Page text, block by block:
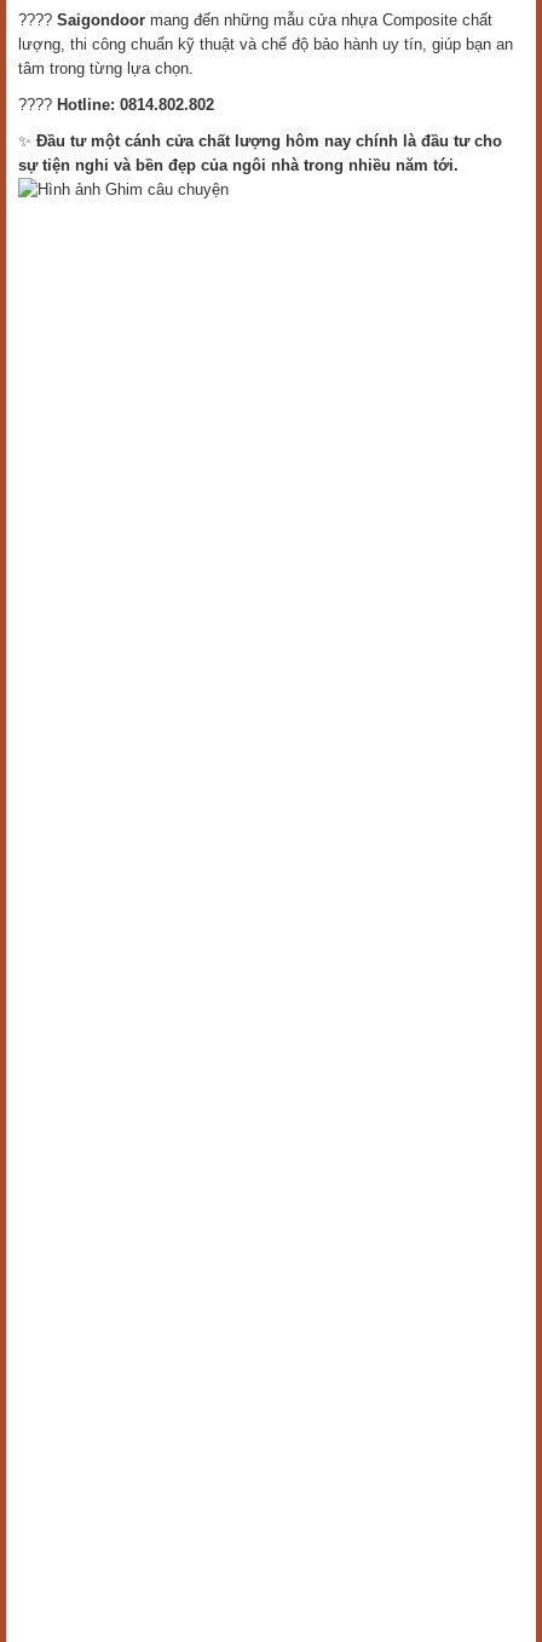
???? Saigondoor mang đến những mẫu cửa nhựa Composite chất
lượng, thi công chuẩn kỹ thuật và chế độ bảo hành uy tín, giúp bạn an
tâm trong từng lựa chọn.
???? Hotline: 0814.802.802
✨ Đầu tư một cánh cửa chất lượng hôm nay chính là đầu tư cho
sự tiện nghi và bền đẹp của ngôi nhà trong nhiều năm tới.